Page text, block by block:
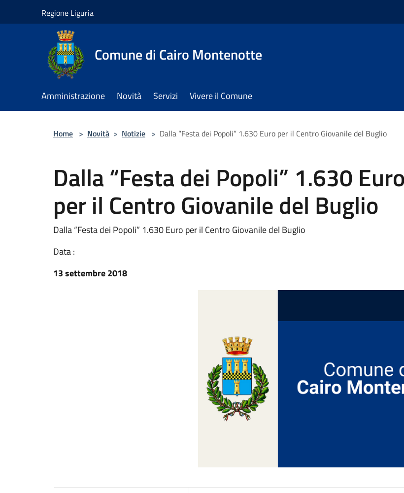
Regione Liguria
Comune di Cairo Montenotte
Amministrazione Novità Servizi Vivere il Comune
Home > Novità > Notizie > Dalla “Festa dei Popoli” 1.630 Euro per il Centro Giovanile del Buglio
Dalla “Festa dei Popoli” 1.630 Euro
per il Centro Giovanile del Buglio
Dalla “Festa dei Popoli” 1.630 Euro per il Centro Giovanile del Buglio
Data :
13 settembre 2018